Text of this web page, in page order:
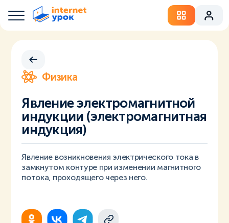
Физика
Явление электромагнитной
индукции (электромагнитная
индукция)
Явление возникновения электрического тока в
замкнутом контуре при изменении магнитного
потока, проходящего через него.